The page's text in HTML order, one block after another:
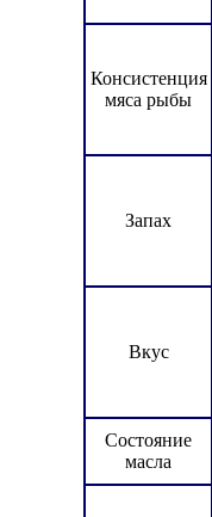
Консистенция
мяса рыбы
Запах
Вкус
Состояние
масла